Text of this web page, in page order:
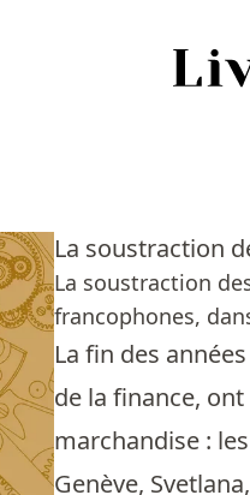
La soustraction
La soustraction
francophones,
La fin des
de la finance,
marchandise :
Genève,